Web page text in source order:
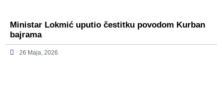
Ministar Lokmić uputio čestitku povodom Kurban
bajrama
26 Maja, 2026